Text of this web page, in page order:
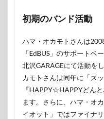
初期のバンド活動
ハマ・オカモトさんは
「EdBUS」のサポートベ
北沢GARAGEにて活動を
カモトさんは同年に「ズ
『HAPPY☆HAPPYどん
ます。さらに、ハマ・オ
イオット」ではファイナ